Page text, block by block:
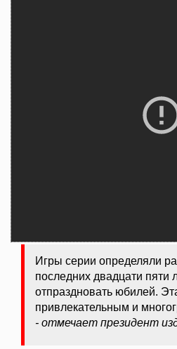
Игры серии определяли
последних двадцати пяти
отпраздновать юбилей.
привлекательным и
- отмечает президент